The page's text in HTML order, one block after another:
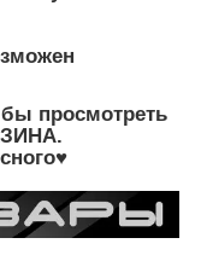
просмотреть